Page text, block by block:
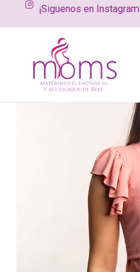
¡Siguenos en
Productos Vestuario